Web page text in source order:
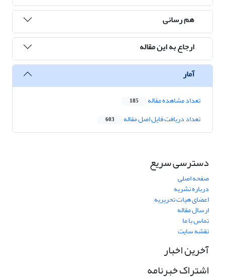
هم رسانی
ارجاع به این مقاله
آمار
تعداد مشاهده مقاله 185
تعداد دریافت فایل اصل مقاله 603
دسترسی سریع
صفحه اصلی
درباره نشریه
اعضای هیات تحریریه
ارسال مقاله
تماس با ما
نقشه سایت
آخرین اخبار
اشتراک خبرنامه